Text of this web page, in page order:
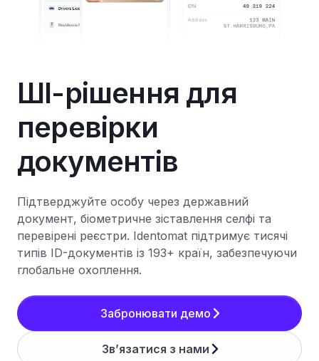
ШI-рішення для
перевірки
документів
Підтверджуйте особу через державний
документ, біометричне зіставлення селфі та
перевірені реєстри. Identomat підтримує тисячі
типів ID-документів із 193+ країн, забезпечуючи
глобальне охоплення.
Забронювати демо
Зв’язатися з нами